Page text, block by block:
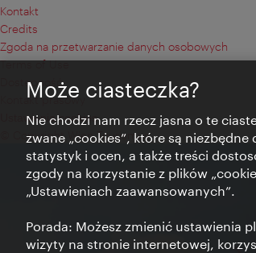
Kontakt
Credits
Zgoda na przetwarzanie danych osobowych
Terms of Use
Dostępność
Kontakt prasowy
Ustawienia cookies
© Copyright Wien Tourismus
Może ciasteczka?
Nie chodzi nam rzecz jasna o te
zwane „cookies”, które są
statystyk i ocen, a także treści
zgody na korzystanie z plików
„Ustawieniach zaawansowanych”.
Porada: Możesz zmienić ustawienia
wizyty na stronie internetowej,